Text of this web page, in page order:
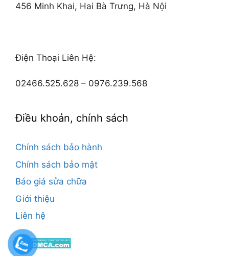
456 Minh Khai, Hai Bà Trưng, Hà Nội
Điện Thoại Liên Hệ:
02466.525.628 – 0976.239.568
Điều khoản, chính sách
Chính sách bảo hành
Chính sách bảo mật
Báo giá sửa chữa
Giới thiệu
Liên hệ